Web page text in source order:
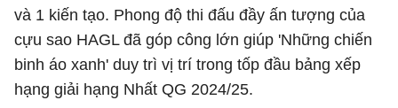
và 1 kiến tạo. Phong độ thi đấu đầy ấn tượng của
cựu sao HAGL đã góp công lớn giúp 'Những chiến
binh áo xanh' duy trì vị trí trong tốp đầu bảng xếp
hạng giải hạng Nhất QG 2024/25.